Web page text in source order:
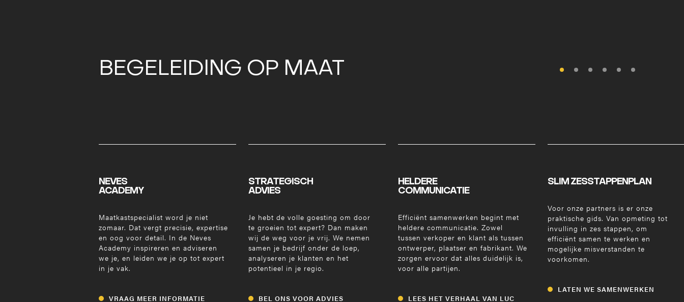
BEGELEIDING OP MAAT
NEVES
ACADEMY
Maatkastspecialist word je niet
zomaar. Dat vergt precisie, expertise
en oog voor detail. In de Neves
Academy inspireren en adviseren
we je, en leiden we je op tot expert
in je vak.
VRAAG MEER INFORMATIE
STRATEGISCH
ADVIES
Je hebt de volle goesting om door
te groeien tot expert? Dan maken
wij de weg voor je vrij. We nemen
samen je bedrijf onder de loep,
analyseren je klanten en het
potentieel in je regio.
BEL ONS VOOR ADVIES
HELDERE
COMMUNICATIE
Efficiënt samenwerken begint met
heldere communicatie. Zowel
tussen verkoper en klant als tussen
ontwerper, plaatser en fabrikant. We
zorgen ervoor dat alles duidelijk is,
voor alle partijen.
LEES HET VERHAAL VAN LUC
SLIM ZESSTAPPENPLAN
Voor onze partners is er onze
praktische gids. Van opmeting tot
invulling in zes stappen, om
efficiënt samen te werken en
mogelijke misverstanden te
voorkomen.
LATEN WE SAMENWERKEN